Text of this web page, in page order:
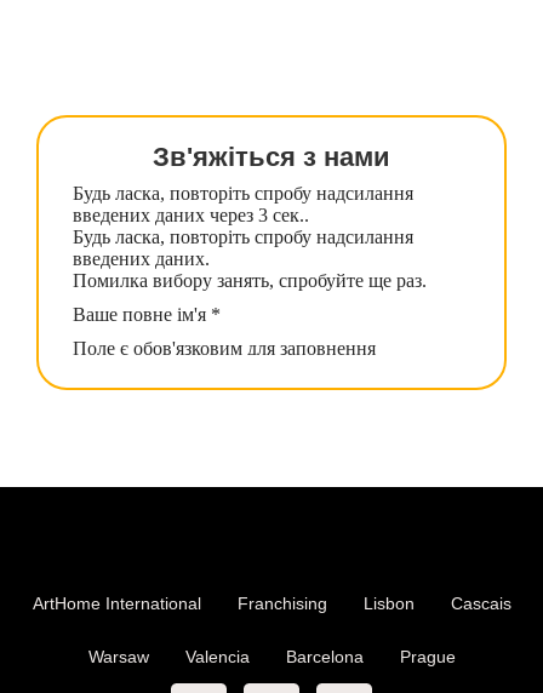
Зв'яжіться з нами
ArtHome International Franchising Lisbon Cascais
Warsaw Valencia Barcelona Prague